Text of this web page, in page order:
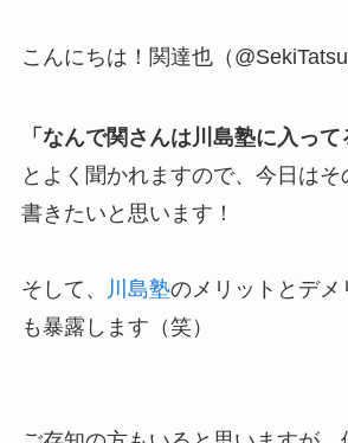
こんにちは！関達也（
「なんで関さんは川島塾に入って
とよく聞かれますので、今日はそ
書きたいと思います！
そして、 川島塾のメリットとデメ
も暴露します（笑）